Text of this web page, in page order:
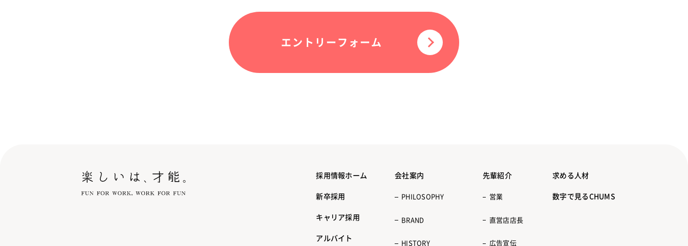
エントリーフォーム
楽しいは、才能。FUN FOR WORK, WORK FOR FUN
採用情報ホーム
新卒採用
キャリア採用
アルバイト
会社案内
PHILOSOPHY
BRAND
HISTORY
先輩紹介
営業
直営店店長
広告宣伝
求める人材
数字で見るCHUMS